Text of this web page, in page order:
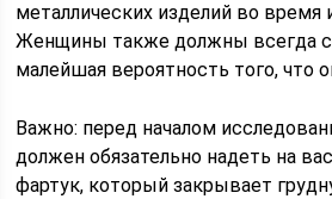
металлических изделий во время
Женщины также должны всегда
малейшая вероятность того, что
Важно: перед началом
должен обязательно надеть на
фартук, который закрывает